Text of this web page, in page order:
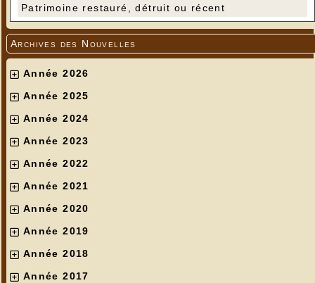
Patrimoine restauré, détruit ou récent
Archives des Nouvelles
Année 2026
Année 2025
Année 2024
Année 2023
Année 2022
Année 2021
Année 2020
Année 2019
Année 2018
Année 2017